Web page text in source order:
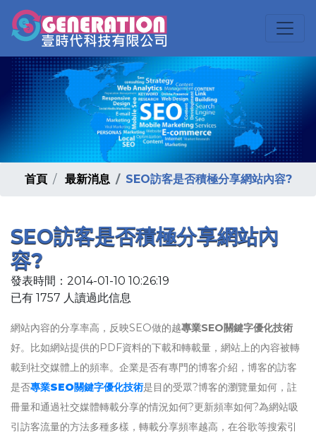
首頁 最新消息 SEO訪客是否積極分享網站內容?
SEO訪客是否積極分享網站內
容?
發表時間：2014-01-10 10:26:19
已有 1757 人讀過此信息
網站內容的分享率高，反映SEO做的越專業SEO關鍵字優化技術
好。比如網站提供的PDF資料的下載和轉載量，網站上的內容被轉
載到社交媒體上的頻率。企業是否有專門的博客介紹，博客的訪客
是否專業SEO關鍵字優化技術是目的受眾?博客的瀏覽量如何，註
冊量和通過社交媒體轉載分享的情況如何?更新頻率如何?為網站吸
引訪客流量的方法多種多樣，轉載分享頻率越高，在谷歌等搜索引